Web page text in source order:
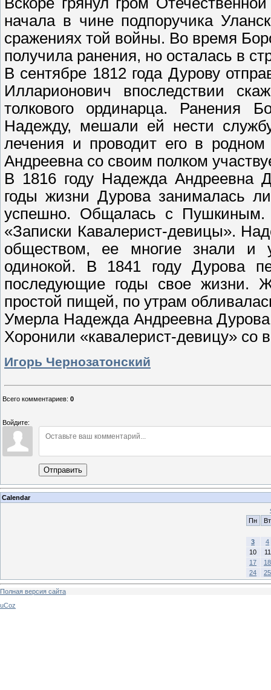
начала в чине подпоручика
сражениях той войны. Во время
получила ранения, но осталась в
В сентябре 1812 года Дурову
Илларионович впоследствии
толкового ординарца. Ранения
Надежду, мешали ей нести
лечения и проводит его в
Андреевна со своим полком
В 1816 году Надежда Андреевна
годы жизни Дурова занималась
успешно. Общалась с Пушкиным.
«Записки Кавалерист-девицы».
обществом, ее многие знали и
одинокой. В 1841 году Дурова
последующие годы свое жизни.
простой пищей, по утрам
Умерла Надежда Андреевна
Хоронили «кавалерист-девицу» со
Игорь Чернозатонский
Всего комментариев: 0
Войдите:
Отправить
Calendar
Пн
Вт
3
4
10
11
17
18
24
25
Полная версия сайта
uCoz